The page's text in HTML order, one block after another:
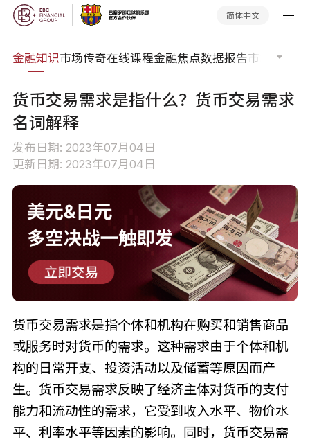
简体中文
金融知识市场传奇在线课程金融焦点数据报告市场分析
货币交易需求是指什么？货币交易需求
名词解释
发布日期: 2023年07月04日
更新日期: 2023年07月04日
货币交易需求是指个体和机构在购买和销售商品
或服务时对货币的需求。这种需求由于个体和机
构的日常开支、投资活动以及储蓄等原因而产
生。货币交易需求反映了经济主体对货币的支付
能力和流动性的需求，它受到收入水平、物价水
平、利率水平等因素的影响。同时，货币交易需